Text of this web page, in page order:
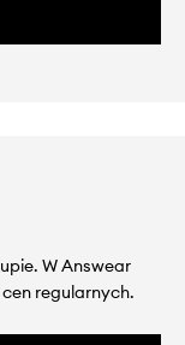
W Answear
regularnych.